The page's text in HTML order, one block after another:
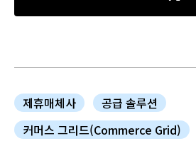
제휴매체사
공급 솔루션
커머스 그리드(Commerce Grid)